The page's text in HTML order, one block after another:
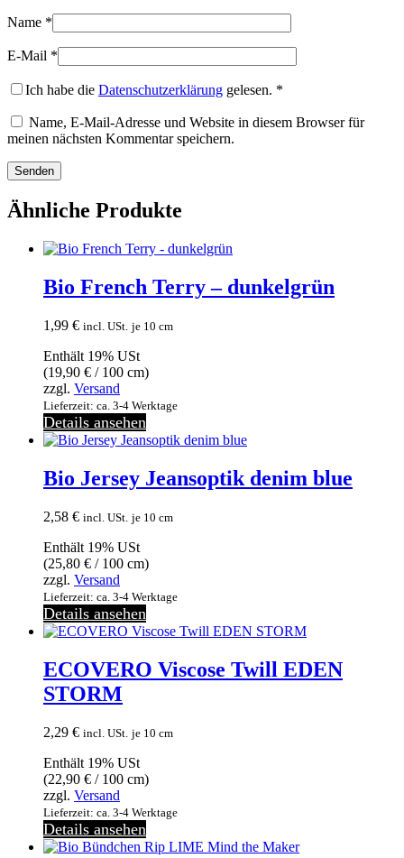
Name *
E-Mail *
Ich habe die Datenschutzerklärung gelesen. *
Name, E-Mail-Adresse und Website in diesem Browser für
meinen nächsten Kommentar speichern.
Ähnliche Produkte
Bio French Terry – dunkelgrün
1,99 € incl. USt. je 10 cm
Enthält 19% USt
(19,90 € / 100 cm)
zzgl. Versand
Lieferzeit: ca. 3-4 Werktage
Details ansehen
Bio Jersey Jeansoptik denim blue
2,58 € incl. USt. je 10 cm
Enthält 19% USt
(25,80 € / 100 cm)
zzgl. Versand
Lieferzeit: ca. 3-4 Werktage
Details ansehen
ECOVERO Viscose Twill EDEN
STORM
2,29 € incl. USt. je 10 cm
Enthält 19% USt
(22,90 € / 100 cm)
zzgl. Versand
Lieferzeit: ca. 3-4 Werktage
Details ansehen